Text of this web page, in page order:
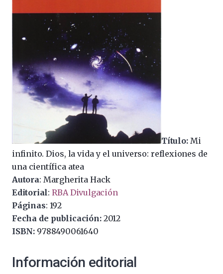
Título:Mi
infinito. Dios, la vida y el universo: reflexiones de
una científica atea
Autora: Margherita Hack
Editorial:RBA Divulgación
Páginas: 192
Fecha de publicación:2012
ISBN: 9788490061640
Información editorial